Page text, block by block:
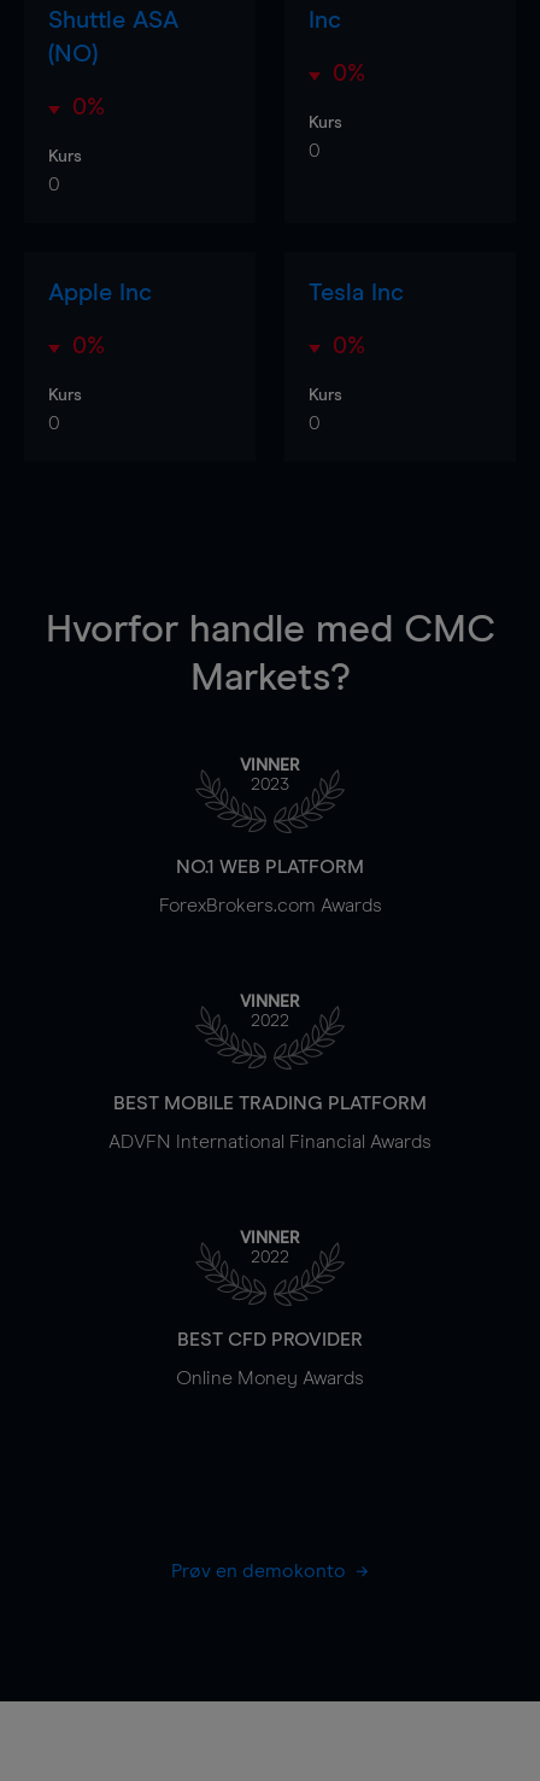
Shuttle ASA
(NO)
0%
Kurs
0
Inc
0%
Kurs
0
Apple Inc
0%
Kurs
0
Tesla Inc
0%
Kurs
0
Hvorfor handle med CMC
Markets?
VINNER
2023
NO.1 WEB PLATFORM
ForexBrokers.com Awards
VINNER
2022
BEST MOBILE TRADING PLATFORM
ADVFN International Financial Awards
VINNER
2022
BEST CFD PROVIDER
Online Money Awards
Prøv en demokonto